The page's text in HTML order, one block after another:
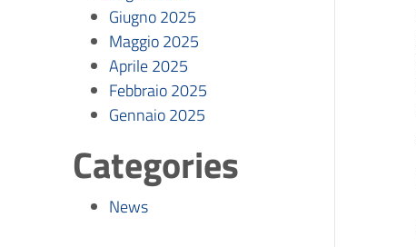
Giugno 2025
Maggio 2025
Aprile 2025
Febbraio 2025
Gennaio 2025
Categories
News